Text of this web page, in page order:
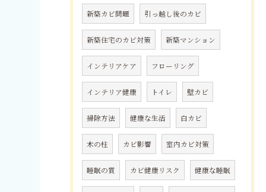
新築カビ問題 引っ越し後のカビ
新築住宅のカビ対策 新築マンション
インテリアケア フローリング
インテリア健康 トイレ 壁カビ
掃除方法 健康な生活 白カビ
木の柱 カビ影響 室内カビ対策
睡眠の質 カビ健康リスク 健康な睡眠